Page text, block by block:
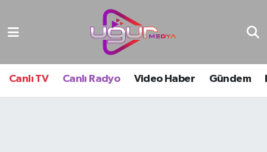
Canlı TV Canlı Radyo Video Haber Gündem
Nöbetçi Eczaneler
Hava Durumu